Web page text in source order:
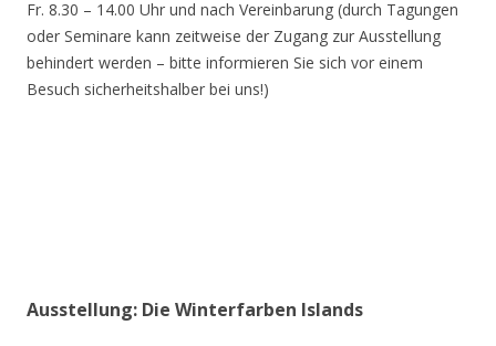
Fr. 8.30 – 14.00 Uhr und nach Vereinbarung (durch Tagungen
oder Seminare kann zeitweise der Zugang zur Ausstellung
behindert werden – bitte informieren Sie sich vor einem
Besuch sicherheitshalber bei uns!)
Ausstellung: Die Winterfarben Islands